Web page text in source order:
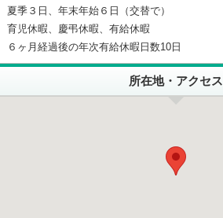
夏季３日、年末年始６日（交替で）
育児休暇、慶弔休暇、有給休暇
６ヶ月経過後の年次有給休暇日数10日
所在地・アクセス